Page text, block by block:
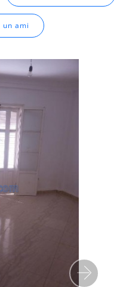
un ami